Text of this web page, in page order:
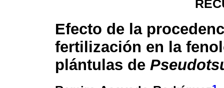
Efecto de la
fertilización en la
plántulas de